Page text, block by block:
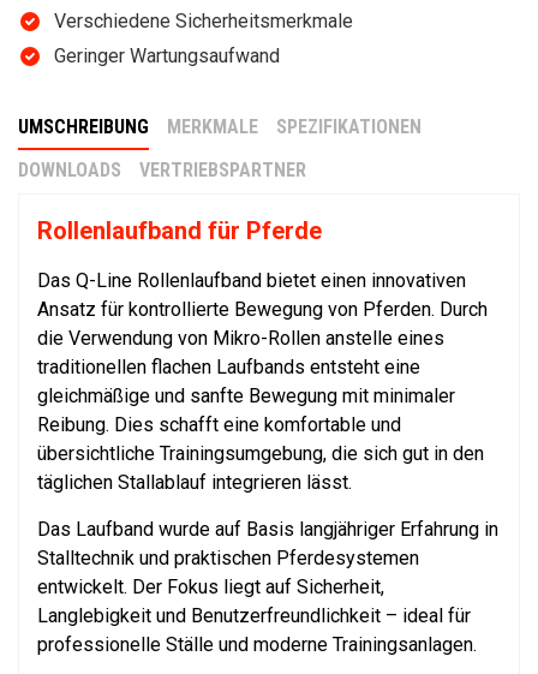
Verschiedene Sicherheitsmerkmale
Geringer Wartungsaufwand
UMSCHREIBUNG MERKMALE
SPEZIFIKATIONEN
DOWNLOADS
VERTRIEBSPARTNER
Rollenlaufband für Pferde
Das Q-Line Rollenlaufband bietet einen innovativen
Ansatz für kontrollierte Bewegung von Pferden. Durch
die Verwendung von Mikro-Rollen anstelle eines
traditionellen flachen Laufbands entsteht eine
gleichmäßige und sanfte Bewegung mit minimaler
Reibung. Dies schafft eine komfortable und
übersichtliche Trainingsumgebung, die sich gut in den
täglichen Stallablauf integrieren lässt.
Das Laufband wurde auf Basis langjähriger Erfahrung in
Stalltechnik und praktischen Pferdesystemen
entwickelt. Der Fokus liegt auf Sicherheit,
Langlebigkeit und Benutzerfreundlichkeit – ideal für
professionelle Ställe und moderne Trainingsanlagen.